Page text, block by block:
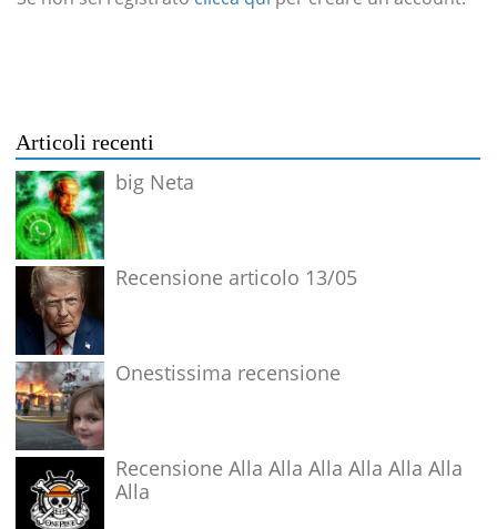
Articoli recenti
big Neta
Recensione articolo 13/05
Onestissima recensione
Recensione Alla Alla Alla Alla Alla Alla
Alla